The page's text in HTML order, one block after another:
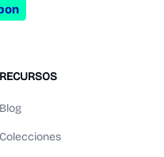
RECURSOS
Blog
Colecciones